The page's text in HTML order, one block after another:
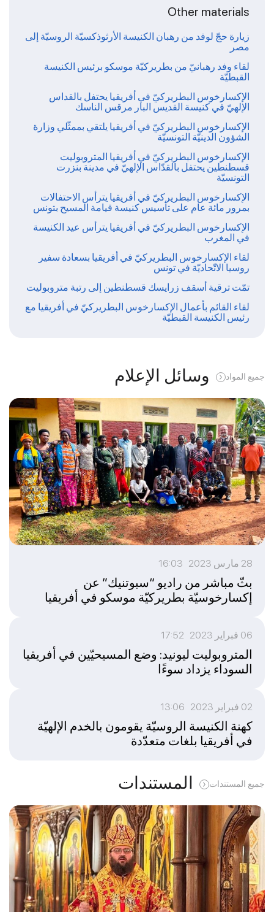
Other materials
زيارة حجّ لوفد من رهبان الكنيسة الأرثوذكسيّة الروسيّة إلى
مصر
لقاء وفد رهبانيّ من بطريركيّة موسكو برئيس الكنيسة
القبطيّة
الإكسارخوس البطريركيّ في أفريقيا يحتفل بالقداس
الإلهيّ في كنيسة القديس البار مرقس الناسك
الإكسارخوس البطريركيّ في أفريقيا يلتقي بممثّلي وزارة
الشؤون الدينيّة التونسيّة
الإكسارخوس البطريركيّ في أفريقيا المتروبوليت
قسطنطين يحتفل بالقدّاس الإلهيّ في مدينة بنزرت
التونسيّة
الإكسارخوس البطريركيّ في أفريقيا يترأس الاحتفالات
بمرور مائة عام على تأسيس كنيسة قيامة المسيح بتونس
الإكسارخوس البطريركيّ في أفريفيا يترأس عيد الكنيسة
في المغرب
لقاء الإكسارخوس البطريركيّ في أفريقيا بسعادة سفير
روسيا الاتّحاديّة في تونس
تمّت ترقية أسقف زرايسك قسطنطين إلى رتبة متروبوليت
لقاء القائم بأعمال الإكسارخوس البطريركيّ في أفريقيا مع
رئيس الكنيسة القبطيّة
وسائل الإعلام جميع المواد
28 مارس 2023 16:03
بثّ مباشر من راديو “سبوتنيك” عن
إكسارخوسيّة بطريركيّة موسكو في أفريقيا
06 فبراير 2023 17:52
المتروبوليت ليونيد: وضع المسيحيّين في أفريقيا
السوداء يزداد سوءًا
02 فبراير 2023 13:06
كهنة الكنيسة الروسيّة يقومون بالخدم الإلهيّة
في أفريقيا بلغات متعدّدة
المستندات جميع المستندات